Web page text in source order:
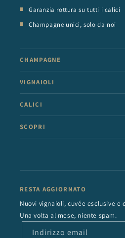
Garanzia rottura su tutti i calici
Champagne unici, solo da noi
CHAMPAGNE
VIGNAIOLI
CALICI
SCOPRI
RESTA AGGIORNATO
Nuovi vignaioli, cuvée esclusive e
Una volta al mese, niente spam.
Indirizzo email